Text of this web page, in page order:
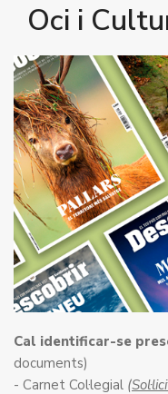
Oci i
Cal identificar-se
documents)
- Carnet Col·legial